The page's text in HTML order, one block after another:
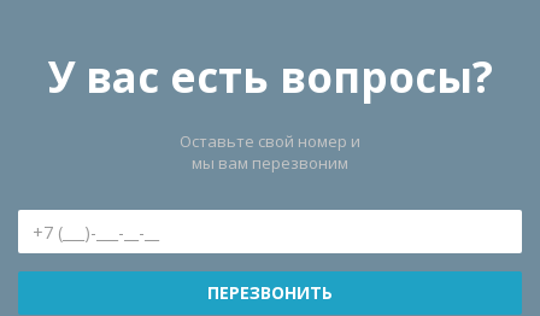
У вас есть вопросы?
Оставьте свой номер и
мы вам перезвоним